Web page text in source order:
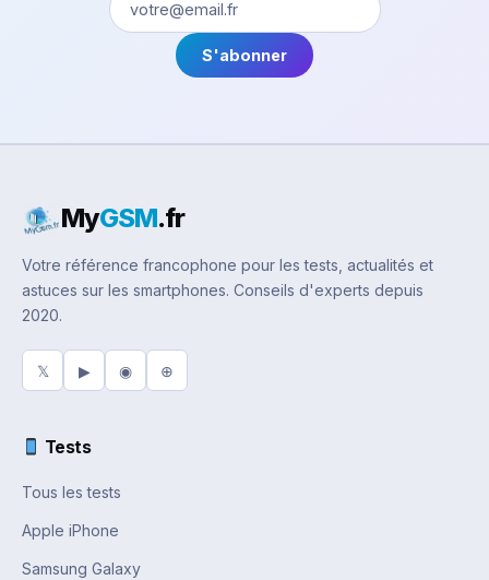
S'abonner
MyGSM.fr
Votre référence francophone pour les tests, actualités et
astuces sur les smartphones. Conseils d'experts depuis
2020.
𝕏 ▶ ◉ ⊕
Tests
Tous les tests
Apple iPhone
Samsung Galaxy